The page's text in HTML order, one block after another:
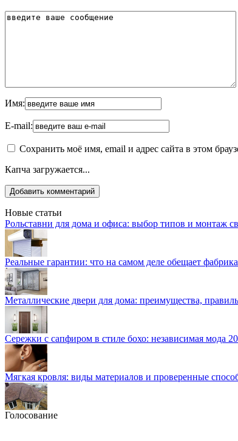
Имя:
E-mail:
Сохранить моё имя, email и адрес сайта в этом
Капча загружается...
Новые статьи
Рольставни для дома и офиса: выбор типов и монтаж
Реальные гарантии: что на самом деле обещает
Металлические двери для дома: преимущества,
Сережки с сапфиром в стиле бохо: независимая мода
Мягкая кровля: виды материалов и проверенные
Голосование